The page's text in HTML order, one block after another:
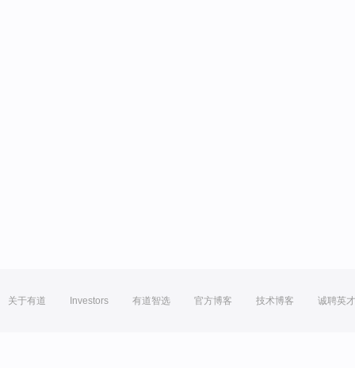
关于有道 Investors 有道智选 官方博客 技术博客 诚聘英才